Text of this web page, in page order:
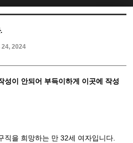
24, 2024
이 안되어 부득이하게 이곳에 작성
직을 희망하는 만 32세 여자입니다.